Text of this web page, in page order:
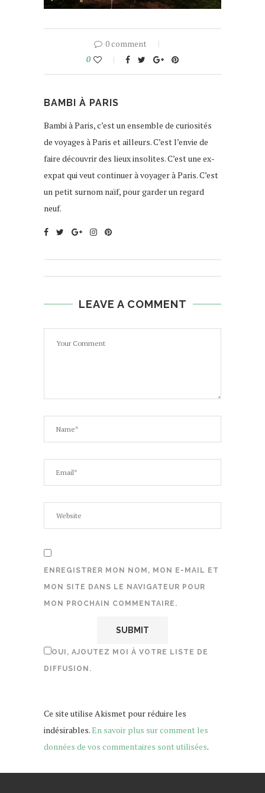
0 comment
0
BAMBI À PARIS
Bambi à Paris, c’est un ensemble de curiosités
de voyages à Paris et ailleurs. C’est l’envie de
faire découvrir des lieux insolites. C’est une ex-
expat qui veut continuer à voyager à Paris. C’est
un petit surnom naïf, pour garder un regard
neuf.
LEAVE A COMMENT
ENREGISTRER MON NOM, MON E-MAIL ET
MON SITE DANS LE NAVIGATEUR POUR
MON PROCHAIN COMMENTAIRE.
OUI, AJOUTEZ MOI À VOTRE LISTE DE
DIFFUSION.
Ce site utilise Akismet pour réduire les
indésirables.En savoir plus sur comment les
données de vos commentaires sont utilisées.